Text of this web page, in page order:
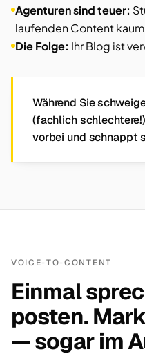
Agenturen sind teuer:
laufenden Content
Die Folge: Ihr Blog ist
Während Sie
(fachlich
vorbei und schnappt
VOICE-TO-CONTENT
Einmal
posten.
— sogar im